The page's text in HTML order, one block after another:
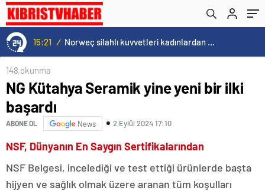
15:21 / Norweç silahlı kuvvetleri kadınlardan oluşan özel kuvvetler eğitimlerini başlattı.
148 okunma
NG Kütahya Seramik yine yeni bir ilki
başardı
ABONE OL News 2 Eylül 2024 17:10
NSF, Dünyanın En Saygın Sertifikalarından
NSF Belgesi, incelediği ve test ettiği ürünlerde başta
hijyen ve sağlık olmak üzere aranan tüm koşulları